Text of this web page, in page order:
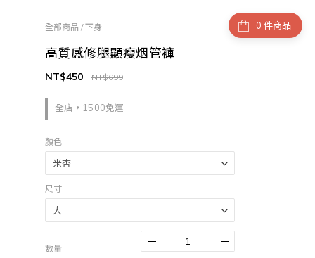
件商品
全部商品 /下身
高質感修腿顯瘦烟管褲
全店，1500免運
NT$699
NT$450
顏色
尺寸
數量